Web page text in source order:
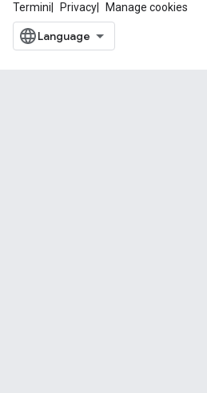
Termini Privacy Manage cookies